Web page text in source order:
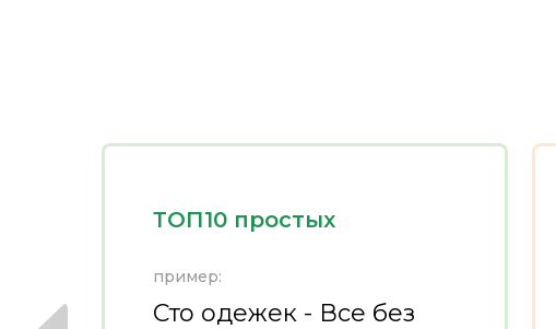
ТОП10 простых
пример:
Сто одежек - Все без